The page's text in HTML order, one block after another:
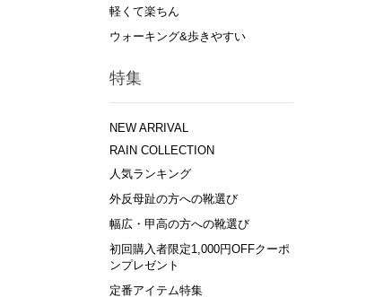
軽くて楽ちん
ウォーキング&歩きやすい
特集
NEW ARRIVAL
RAIN COLLECTION
人気ランキング
外反母趾の方への靴選び
幅広・甲高の方への靴選び
初回購入者限定1,000円OFFクーポ
ンプレゼント
定番アイテム特集